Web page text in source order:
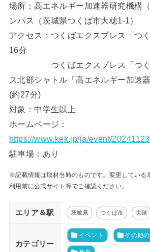
場所：高エネルギー加速器研究機構
ンパス（茨城県つくば市大穂1-1）
アクセス：つくばエクスプレス「つ
16分
つくばエクスプレス「つくば
ス北部シャトル「高エネルギー加速
(約27分)
対象：中学生以上
ホームページ：
https://www.kek.jp/ja/event/
駐車場：あり
※記載情報は取材当時のものです。変更している
利用前に公式サイト等でご確認ください。
エリア＆駅 茨城県 つくば市 大穂
カテゴリー
イベント その他